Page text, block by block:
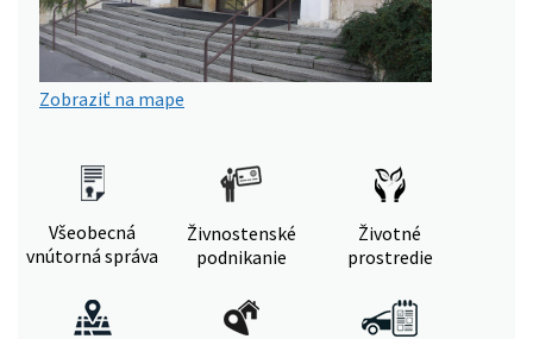
Zobraziť na mape
Všeobecná
vnútorná správa
Živnostenské
podnikanie
Životné
prostredie